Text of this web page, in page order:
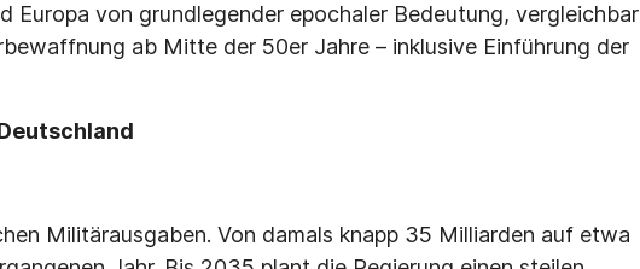
Europa von grundlegender epochaler Bedeutung, vergleichbar
ab Mitte der 50er Jahre – inklusive Einführung der
Militärausgaben. Von damals knapp 35 Milliarden auf etwa